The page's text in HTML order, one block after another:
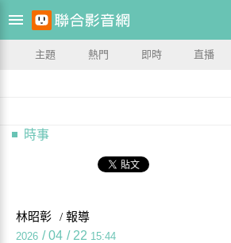
主題 熱門 即時 直播
時事
林昭彰 / 報導
2026 / 04 / 22 15:44